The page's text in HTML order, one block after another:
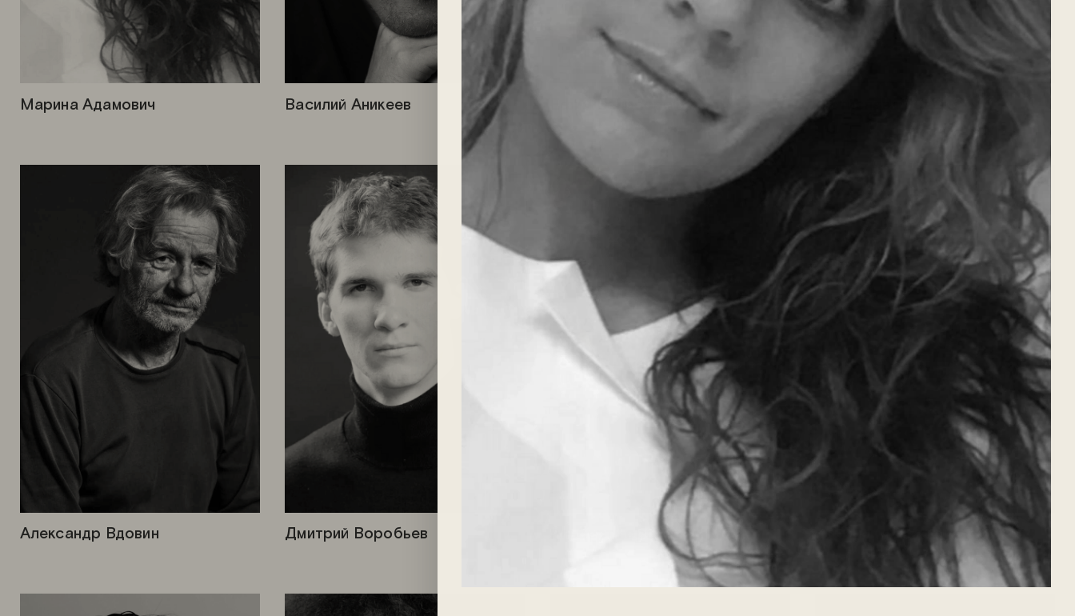
Александр Вдовин
Ефим Белосорочка
Альберт Горбачёв Александр Городиский
Василий Аникеев
Марина Адамович Мстислава Боешко
Дмитрий Воробьев